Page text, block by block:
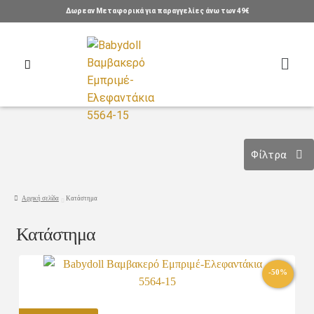
Δωρεαν Μεταφορικά για παραγγελίες άνω των 49€
Αρχική σελίδα Κατάστημα
Κατάστημα
-50%
Φίλτρα